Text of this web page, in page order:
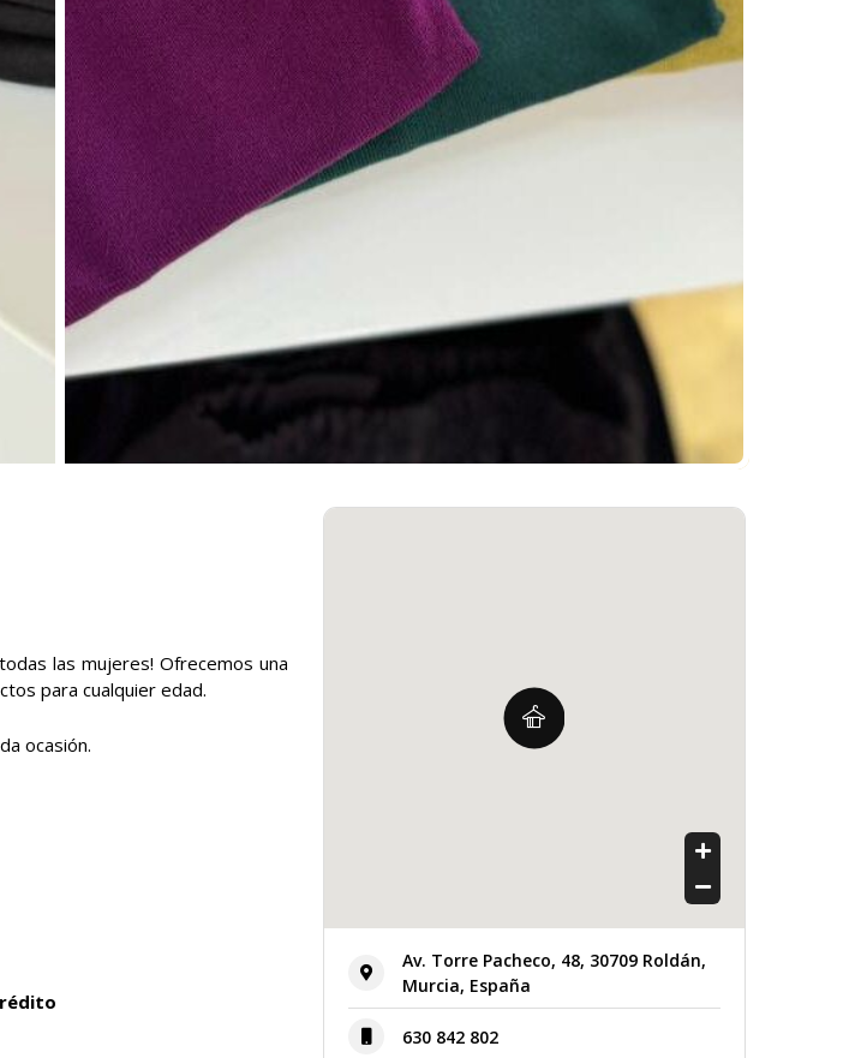
las mujeres! Ofrecemos una
para cualquier edad.
ocasión.
Av. Torre Pacheco, 48, 30709 Roldán,
Murcia, España
630 842 802